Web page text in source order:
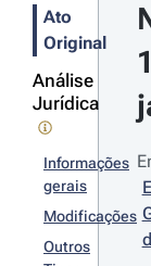
Ato
Original
Análise
Jurídica
Informações
gerais
Modificações
Outros